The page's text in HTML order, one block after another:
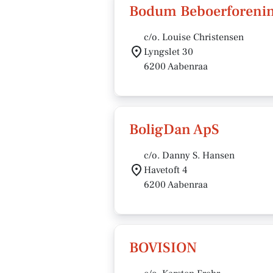
Bodum
c/o. Louise Christensen
Lyngslet 30
6200 Aabenraa
BoligDan ApS
c/o. Danny S. Hansen
Havetoft 4
6200 Aabenraa
BOVISION